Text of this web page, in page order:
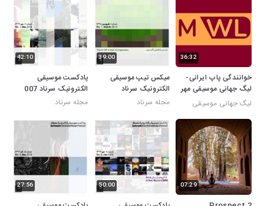
36:32
خوانندگی پاپ ایرانی-
لیگ جهانی موسیقی مهر
98 -کد لیگ: mwl-ss21
لیگ جهانی موسیقی
39:00
میکس تیپ موسیقی
الکترونیک سرناد
مجله سرناد
42:10
پادکست موسیقی
الکترونیک سرناد 007
مجله سرناد
07:29
50:00
27:56